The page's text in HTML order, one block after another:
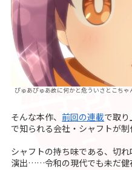
ぴゅあぴゅあ故に何かと危ういさとこち
そんな本作、 前回の連載で取
で知られる会社・シャフトが制
シャフトの持ち味である、切
演出……令和の現代でも未だ健